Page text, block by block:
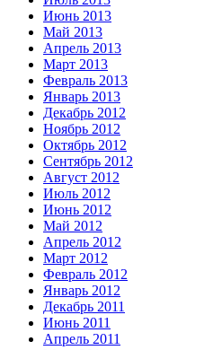
Июнь 2013
Май 2013
Апрель 2013
Март 2013
Февраль 2013
Январь 2013
Декабрь 2012
Ноябрь 2012
Октябрь 2012
Сентябрь 2012
Август 2012
Июль 2012
Июнь 2012
Май 2012
Апрель 2012
Март 2012
Февраль 2012
Январь 2012
Декабрь 2011
Июнь 2011
Апрель 2011